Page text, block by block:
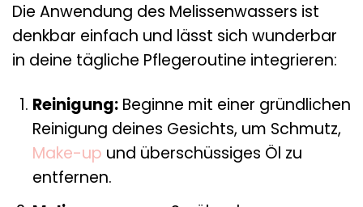
Die Anwendung des Melissenwassers ist
denkbar einfach und lässt sich wunderbar
in deine tägliche Pflegeroutine integrieren:
Reinigung:Beginne mit einer gründlichen
Reinigung deines Gesichts, um Schmutz,
Make-up und überschüssiges Öl zu
entfernen.